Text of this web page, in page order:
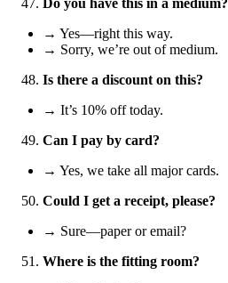
Do you have this in a medium?
→ Yes—right this way.
→ Sorry, we’re out of medium.
Is there a discount on this?
→ It’s 10% off today.
Can I pay by card?
→ Yes, we take all major cards.
Could I get a receipt, please?
→ Sure—paper or email?
Where is the fitting room?